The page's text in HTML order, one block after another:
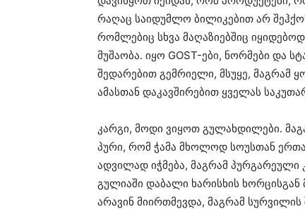
რაღაც საიდუმლო ბილიკებით არ
რომლებიც სხვა მაღაზიებშიც
მუშაობა. იყო GOST-ები, ნორმები და
შედარებით გემრიელი, მსუყე, მაგრამ
ამასთან დაკავშირებით ყველას
კარგი, მოდი ვიყოთ გულახდილები.
პური, რომ ჭამა მხოლოდ სოუსთან
ადვილად იჭმება, მაგრამ
გულიაში დაბალი ხარისხის
არავინ მიირთმევდა, მაგრამ